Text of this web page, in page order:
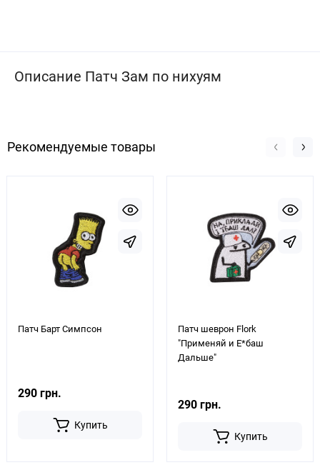
Описание Патч Зам по нихуям
Рекомендуемые товары
Патч Барт Симпсон
290 грн.
Купить
Патч шеврон Flork
"Применяй и Е*баш
Дальше"
290 грн.
Купить